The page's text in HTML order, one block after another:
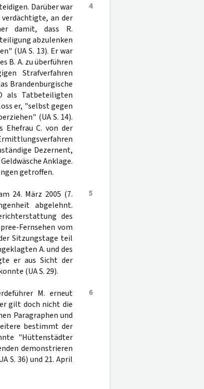
4
Darüber war
an der
damit, dass R.
abzulenken
(UA S. 13). Er war
B. A. zu überführen
Strafverfahren
Brandenburgische
als Tatbeteiligten
er, "selbst gegen
(UA S. 14).
Ehefrau C. von der
Dezernent,
Anklage.
getroffen.
5
24. März 2005 (7.
abgelehnt.
des
Fernsehen vom
Sitzungstage teil
A. und des
er aus Sicht der
(UA S. 29).
6
M. erneut
gilt doch nicht die
Paragraphen und
bestimmt der
"Hüttenstädter
demonstrieren
S. 36) und 21. April